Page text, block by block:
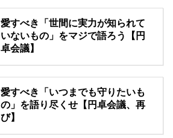
愛すべき「世間に実力が知られて
いないもの」をマジで語ろう【円
卓会議】
愛すべき「いつまでも守りたいも
の」を語り尽くせ【円卓会議、再
び】